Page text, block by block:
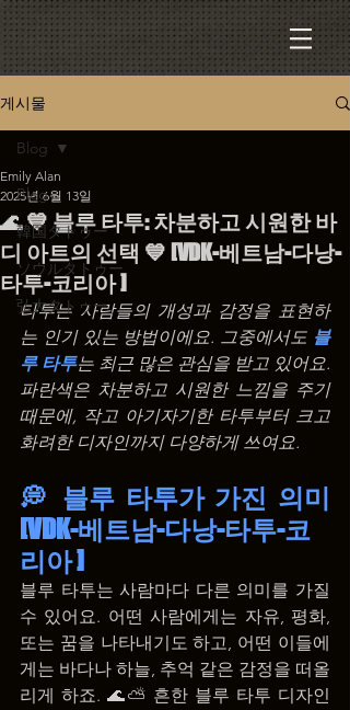
게시물
Blog
韓国タトゥー
ソウルタトゥー
弘大タトゥー
Blog
🌊 💙 블루 타투: 차분하고 시원한 바
디 아트의 선택 💙 [VDK-베트남-다낭-
타투-코리아 ]
Emily Alan
2025년 6월 13일
타투는 사람들의 개성과 감정을 표현하
는 인기 있는 방법이에요. 그중에서도 블
루 타투는 최근 많은 관심을 받고 있어요.
파란색은 차분하고 시원한 느낌을 주기
때문에, 작고 아기자기한 타투부터 크고
화려한 디자인까지 다양하게 쓰여요.
💭 블루 타투가 가진 의미
[VDK-베트남-다낭-타투-코
리아 ]
블루 타투는 사람마다 다른 의미를 가질
수 있어요. 어떤 사람에게는 자유, 평화,
또는 꿈을 나타내기도 하고, 어떤 이들에
게는 바다나 하늘, 추억 같은 감정을 떠올
리게 하죠. 🌊⛅ 흔한 블루 타투 디자인